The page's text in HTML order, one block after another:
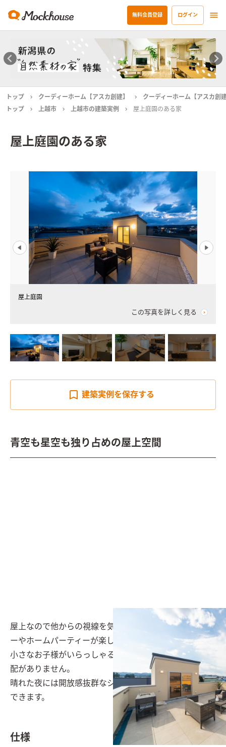
無料会員登録 ログイン
トップ クーディーホーム【アスカ創建】
クーディーホーム【アスカ創
トップ
上越市 上越市の建築実例 屋上庭園のある家
屋上庭園のある家
屋上庭園
この写真を詳しく見る
建築実例を保存する
青空も星空も独り占めの屋上空間
屋上なので他からの視線を気にせずに屋外でバーベキュ
ーやホームパーティーが楽しめます。
小さなお子様がいらっしゃる場合も、道路に飛び出す心
配がありません。
晴れた夜には開放感抜群なシアタールームとしても活用
できます。
仕様